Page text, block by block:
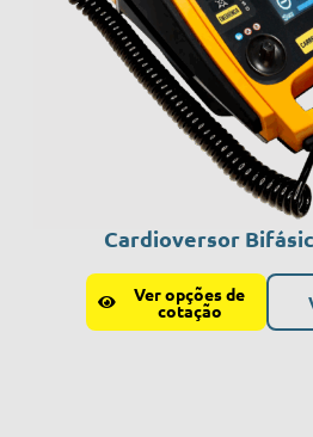
Cardioversor
Ver opções de
cotação